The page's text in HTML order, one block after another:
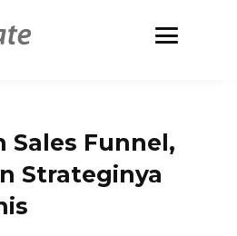
Sales Funnel,
Strateginya